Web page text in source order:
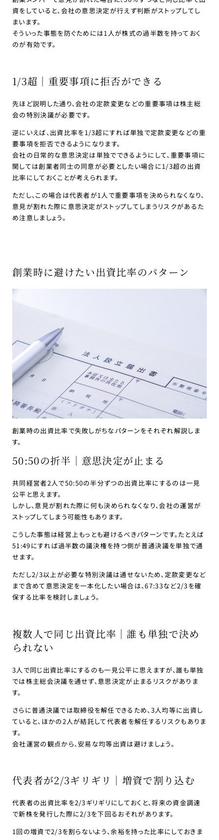
資をしていると、会社の意思決定が行えず判断がストップしてし
まいます。
そういった事態を防ぐためには1人が株式の過半数を持っておく
のが有効です。
1/3超｜重要事項に拒否ができる
先ほど説明した通り、会社の定款変更などの重要事項は株主総
会の特別決議が必要です。
逆にいえば、出資比率を1/3超にすれば単独で定款変更などの重
要事項を拒否できるようになります。
会社の日常的な意思決定は単独でできるようにして、重要事項に
関しては創業者同士の同意が必要としたい場合に1/3超の出資
比率にしておくことが考えられます。
ただし、この場合は代表者が1人で重要事項を決められなくなり、
意見が割れた際に意思決定がストップしてしまうリスクがあるた
め注意しましょう。
創業時に避けたい出資比率のパターン
創業時の出資比率で失敗しがちなパターンをそれぞれ解説しま
す。
50:50の折半｜意思決定が止まる
共同経営者2人で50:50の半分ずつの出資比率にするのは一見
公平と思えます。
しかし、意見が割れた際に何も決められなくなり、会社の運営が
ストップしてしまう可能性もあります。
こうした事態は経営上もっとも避けるべきパターンです。たとえば
51:49にすれば過半数の議決権を持つ側が普通決議を単独で通
せます。
ただし2/3以上が必要な特別決議は通せないため、定款変更など
まで含めて意思決定を一本化したい場合は、67:33など2/3を確
保する比率を検討しましょう。
複数人で同じ出資比率｜誰も単独で決め
られない
3人で同じ出資比率にするのも一見公平に思えますが、誰も単独
では株主総会決議を通せず、意思決定が止まるリスクがありま
す。
さらに普通決議では取締役を解任できるため、3人均等に出資し
ていると、ほかの2人が結託して代表者を解任するリスクもありま
す。
会社運営の観点から、安易な均等出資は避けましょう。
代表者が2/3ギリギリ｜増資で割り込む
代表者の出資比率を2/3ギリギリにしておくと、将来の資金調達
で新株を発行した際に2/3を下回るおそれがあります。
1回の増資で2/3を割らないよう、余裕を持った比率にしておきま